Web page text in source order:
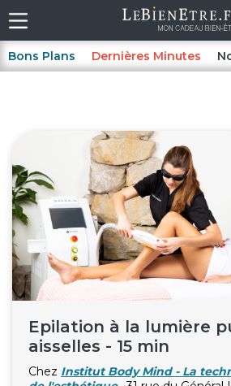
Bons Plans Dernières Minutes
Epilation à la lumière
aisselles - 15 min
Chez Institut Body Mind - La